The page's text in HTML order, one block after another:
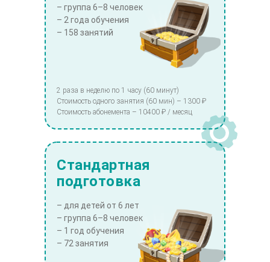
– группа 6–8 человек
– 2 года обучения
– 158 занятий
– для детей от 6 лет
– группа 6–8 человек
– 1 год обучения
– 72 занятия
2 раза в неделю по 1 часу (60 минут)
Стоимость одного занятия (60 мин) – 1300 ₽
Стоимость абонемента – 10400 ₽ / месяц
Стандартная
подготовка